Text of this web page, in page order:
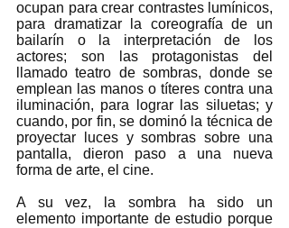
ocupan para crear contrastes lumínicos,
para dramatizar la coreografía de un
bailarín o la interpretación de los
actores; son las protagonistas del
llamado teatro de sombras, donde se
emplean las manos o títeres contra una
iluminación, para lograr las siluetas; y
cuando, por fin, se dominó la técnica de
proyectar luces y sombras sobre una
pantalla, dieron paso a una nueva
forma de arte, el cine.
A su vez, la sombra ha sido un
elemento importante de estudio porque